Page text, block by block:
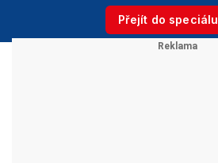
Přejít do speciálu